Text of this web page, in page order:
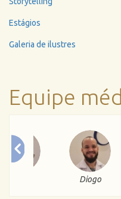
Estágios
Galeria de ilustres
Equipe
Diogo